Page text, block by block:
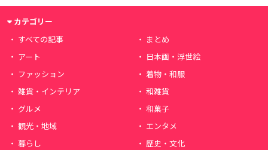
カテゴリー
すべての記事
まとめ
アート
日本画・浮世絵
ファッション
着物・和服
雑貨・インテリア
和雑貨
グルメ
和菓子
観光・地域
エンタメ
暮らし
歴史・文化